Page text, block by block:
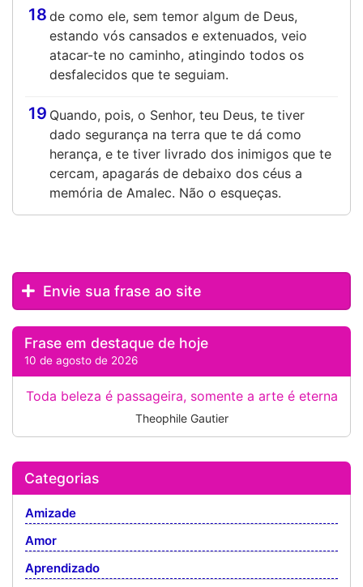
18 de como ele, sem temor algum de Deus,
estando vós cansados e extenuados, veio
atacar-te no caminho, atingindo todos os
desfalecidos que te seguiam.
19 Quando, pois, o Senhor, teu Deus, te tiver
dado segurança na terra que te dá como
herança, e te tiver livrado dos inimigos que te
cercam, apagarás de debaixo dos céus a
memória de Amalec. Não o esqueças.
Envie sua frase ao site
Frase em destaque de hoje
10 de agosto de 2026
Toda beleza é passageira, somente a arte é eterna
Theophile Gautier
Categorias
Amizade
Amor
Aprendizado